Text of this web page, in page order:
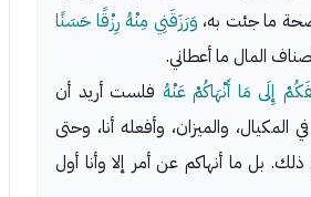
ما جئت به، وَرَزَقَنِي مِنْهُ رِزْقًا حَسَنًا
المال ما أعطاني.
إِلَى مَا أَنْهَاكُمْ عَنْهُ فلست أريد أن
والميزان، وأفعله أنا، وحتى
ذلك. بل ما أنهاكم عن أمر إلا وأنا أول